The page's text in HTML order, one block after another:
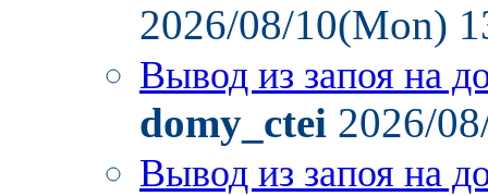
2026/08/10(Mon)
Вывод из запоя на
domy_ctei 2026/
Вывод из запоя на